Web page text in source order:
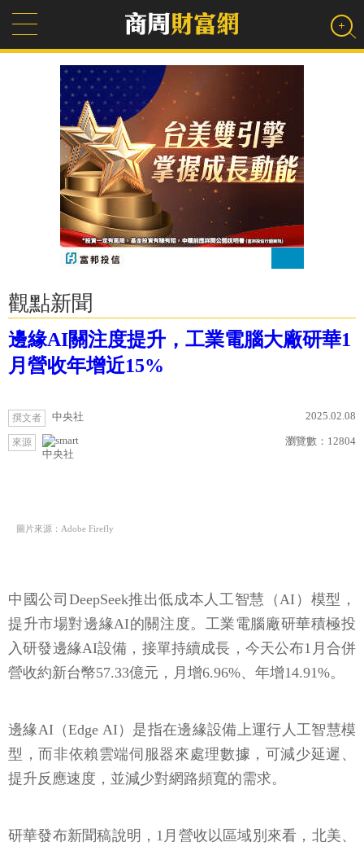
觀點新聞
邊緣AI關注度提升，工業電腦大廠研華1
月營收年增近15%
撰文者 中央社 2025.02.08
來源
中央社
瀏覽數： 12804
圖片來源：Adobe Firefly
中國公司DeepSeek推出低成本人工智慧（AI）模型，
提升市場對邊緣AI的關注度。工業電腦廠研華積極投
入研發邊緣AI設備，接單持續成長，今天公布1月合併
營收約新台幣57.33億元，月增6.96%、年增14.91%。
邊緣AI（Edge AI）是指在邊緣設備上運行人工智慧模
型，而非依賴雲端伺服器來處理數據，可減少延遲、
提升反應速度，並減少對網路頻寬的需求。
研華發布新聞稿說明，1月營收以區域別來看，北美、